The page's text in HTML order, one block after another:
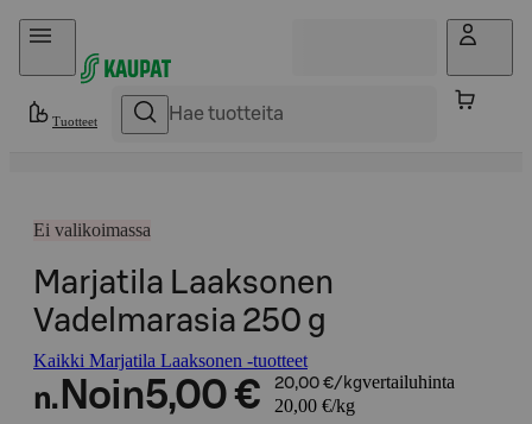
Hyppää sisältöön
Tuotteet
Ei valikoimassa
Marjatila Laaksonen
Vadelmarasia 250 g
Kaikki Marjatila Laaksonen -tuotteet
n. Noin5,00 € 20,00 €/kgvertailuhinta
20,00 €/kg